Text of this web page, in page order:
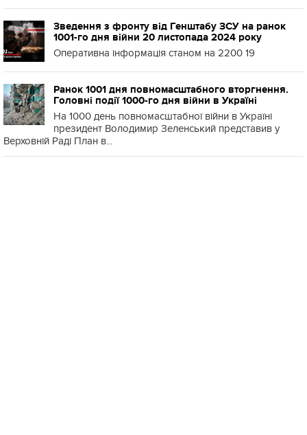
Зведення з фронту від Генштабу ЗСУ на ранок
1001-го дня війни 20 листопада 2024 року
Оперативна інформація станом на 2200 19
Ранок 1001 дня повномасштабного вторгнення.
Головні події 1000-го дня війни в Україні
На 1000 день повномасштабної війни в Україні
президент Володимир Зеленський представив у
Верховній Раді План в...